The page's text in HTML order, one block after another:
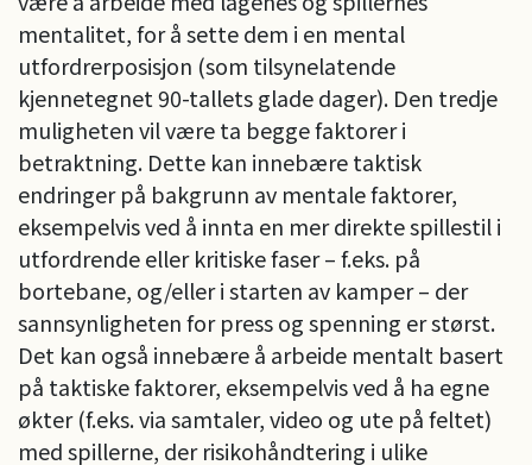
mentalitet, for å sette dem i en mental
utfordrerposisjon (som tilsynelatende
kjennetegnet 90-tallets glade dager). Den tredje
muligheten vil være ta begge faktorer i
betraktning. Dette kan innebære taktisk
endringer på bakgrunn av mentale faktorer,
eksempelvis ved å innta en mer direkte spillestil i
utfordrende eller kritiske faser – f.eks. på
bortebane, og/eller i starten av kamper – der
sannsynligheten for press og spenning er størst.
Det kan også innebære å arbeide mentalt basert
på taktiske faktorer, eksempelvis ved å ha egne
økter (f.eks. via samtaler, video og ute på feltet)
med spillerne, der risikohåndtering i ulike